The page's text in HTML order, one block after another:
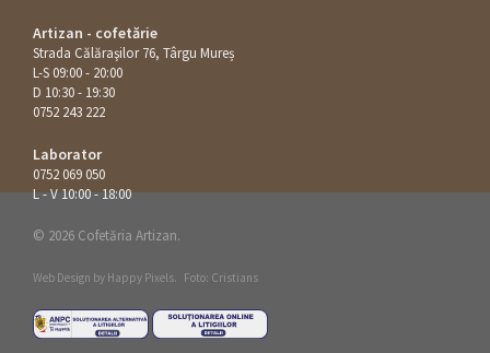
Artizan - cofetărie
Strada Călăraşilor 76, Târgu Mureș
L-S 09:00 - 20:00
D 10:30 - 19:30
0752 243 222
Laborator
0752 069 050
L - V 10:00 - 18:00
© 2026 Cofetăria Artizan.
Web Design by Happy Pixels. Foto: Cristians